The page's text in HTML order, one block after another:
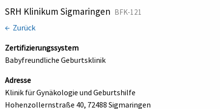
SRH Klinikum Sigmaringen BFK-121
← Zurück
Zertifizierungssystem
Babyfreundliche Geburtsklinik
Adresse
Klinik für Gynäkologie und Geburtshilfe
Hohenzollernstraße 40, 72488 Sigmaringen